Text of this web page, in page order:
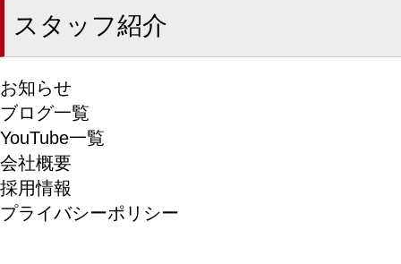
スタッフ紹介
お知らせ
ブログ一覧
YouTube一覧
会社概要
採用情報
プライバシーポリシー